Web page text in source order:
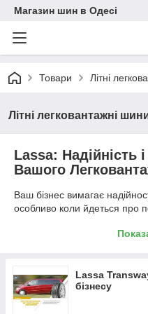
Магазин шин в Одесі
Товари Літні
Літні легковантажні
Lassa: Надійність
Вашого
Ваш бізнес вимагає
особливо коли йдеться про
поєднанням міцності,
Створені для
та міцний каркас
вантажопідйомність,
Lassa
бізнесу